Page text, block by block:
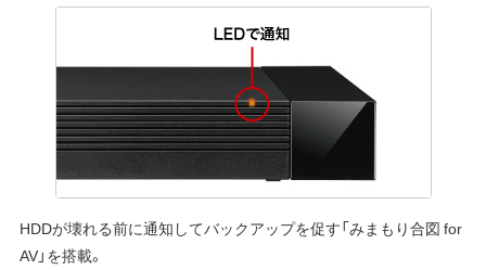
HDDが壊れる前に通知してバックアップを促す「みまもり合図 for
AV」を搭載。